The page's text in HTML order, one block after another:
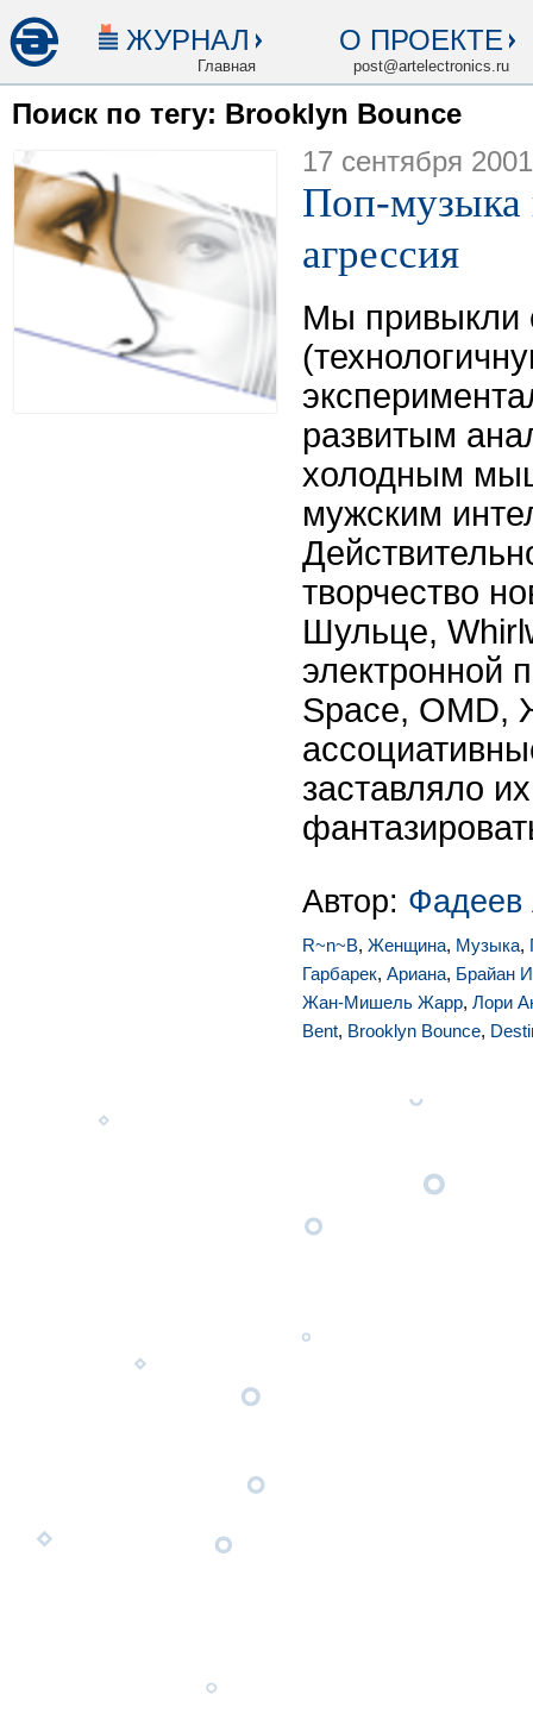
ЖУРНАЛ
Главная
О ПРОЕКТЕ
post@artelectronics.ru
Поиск по тегу: Brooklyn Bounce
17 сентября 2001
Поп-музыка
агрессия
Мы привыкли
развитым
холодным
мужским
творчество
Шульце,
электронной
Space, OMD,
заставляло
Автор: Фадеев
R~n~B, Женщина, Музыка,
Гарбарек, Ариана, Брайан
Жан-Мишель Жарр, Лори
Bent, Brooklyn Bounce,